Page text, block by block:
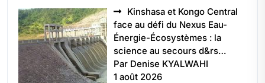
Kinshasa et Kongo Central
face au défi du Nexus Eau-
Énergie-Écosystèmes : la
science au secours d&rs…
Par Denise KYALWAHI
1 août 2026